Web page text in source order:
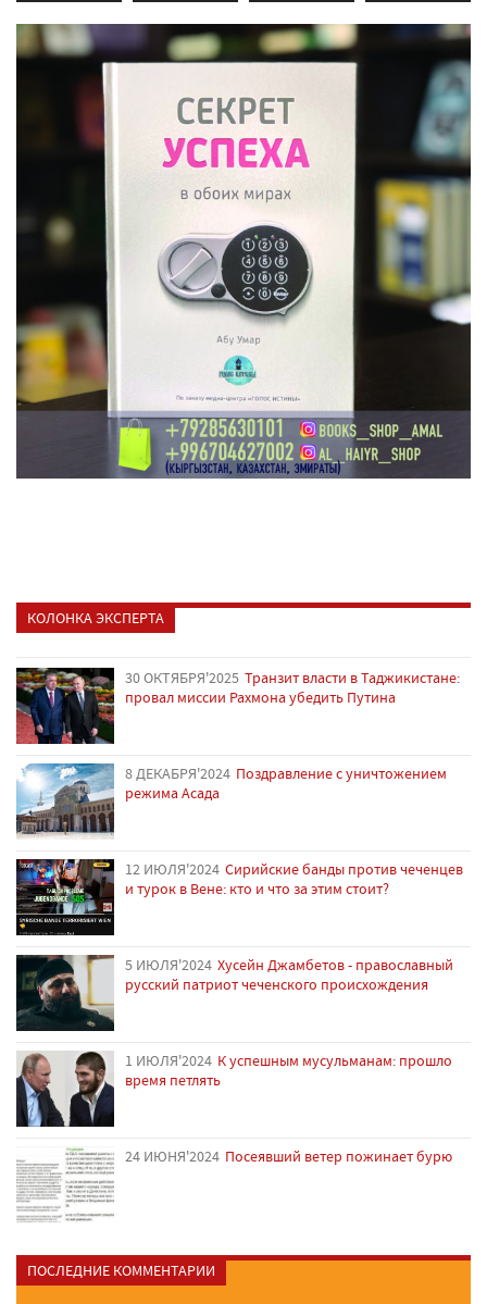
КОЛОНКА ЭКСПЕРТА
30 ОКТЯБРЯ'2025 Транзит власти в Таджикистане:
провал миссии Рахмона убедить Путина
8 ДЕКАБРЯ'2024 Поздравление с уничтожением
режима Асада
12 ИЮЛЯ'2024 Сирийские банды против чеченцев
и турок в Вене: кто и что за этим стоит?
5 ИЮЛЯ'2024 Хусейн Джамбетов - православный
русский патриот чеченского происхождения
1 ИЮЛЯ'2024 К успешным мусульманам: прошло
время петлять
24 ИЮНЯ'2024 Посеявший ветер пожинает бурю
ПОСЛЕДНИЕ КОММЕНТАРИИ